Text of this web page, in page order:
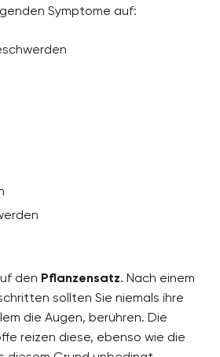
Symptome auf:
den Pflanzensatz. Nach einem
sollten Sie niemals ihre
die Augen, berühren. Die
reizen diese, ebenso wie die